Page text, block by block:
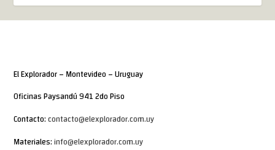
El Explorador – Montevideo – Uruguay
Oficinas Paysandú 941 2do Piso
Contacto:contacto@elexplorador.com.uy
Materiales:info@elexplorador.com.uy